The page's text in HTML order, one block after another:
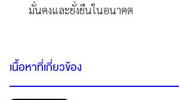
มั่นคงและยั่งยืนในอนาคต
เนื้อหาที่เกี่ยวข้อง